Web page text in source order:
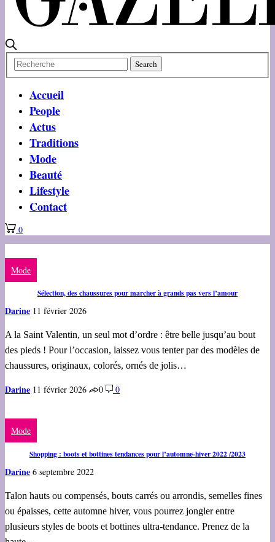
Accueil
People
Actus
Traditions
Mode
Beauté
Lifestyle
Contact
0
Mode
Sélection, des chaussures pour marcher à grands pas vers l’amour
Darine 11 février 2026
A la Saint Valentin, un seul mot d’ordre : être belle jusqu’au bout
des pieds ! Pour l’occasion, laissez vous tenter par des modèles de
chaussures, originaux, colorés, ornés de jolis…
Darine 11 février 2026 0 0
Mode
Shopping : boots et bottines tendances pour l’automne-hiver 2022 /2023
Darine 6 septembre 2022
Talon hauts ou compensés, bouts carrés ou arrondis, semelles fines
ou épaisses, cette automne hiver, vous pourrez jongler entre
plusieurs styles de boots et bottines ultra-tendance. Prenez de la